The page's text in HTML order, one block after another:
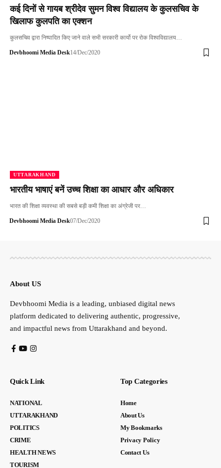
कई दिनों से गायब श्रीदेव सुमन विश्व विद्यालय के कुलसचिव के
खिलाफ कुलपति का एक्शन
कुलसचिव द्वारा निष्पादित किए जाने वाले सभी सरकारी कार्यो पर रोक विश्वविद्यालय…
Devbhoomi Media Desk14/Dec/2020
UTTARAKHAND
भारतीय भाषाएं बनें उच्च शिक्षा का आधार और अधिकार
भारत की शिक्षा व्यवस्था की सबसे बड़ी कमी शिक्षा का अंग्रेजी पर…
Devbhoomi Media Desk07/Dec/2020
About US
Devbhoomi Media is a leading, unbiased digital news
platform dedicated to delivering authentic, progressive,
and impactful news from Uttarakhand and beyond.
Quick Link
NATIONAL
UTTARAKHAND
POLITICS
CRIME
HEALTH NEWS
TOURISM
Top Categories
Home
About Us
My Bookmarks
Privacy Policy
Contact Us